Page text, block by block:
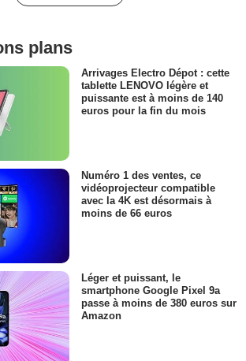
plans
Arrivages Electro Dépot : cette
tablette LENOVO légère et
puissante est à moins de 140
euros pour la fin du mois
Numéro 1 des ventes, ce
vidéoprojecteur compatible
avec la 4K est désormais à
moins de 66 euros
Léger et puissant, le
smartphone Google Pixel 9a
passe à moins de 380 euros sur
Amazon